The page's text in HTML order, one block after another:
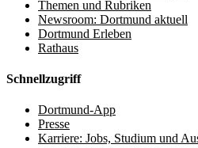
Themen und Rubriken
Newsroom: Dortmund aktuell
Dortmund Erleben
Rathaus
Schnellzugriff
Dortmund-App
Presse
Karriere: Jobs, Studium und